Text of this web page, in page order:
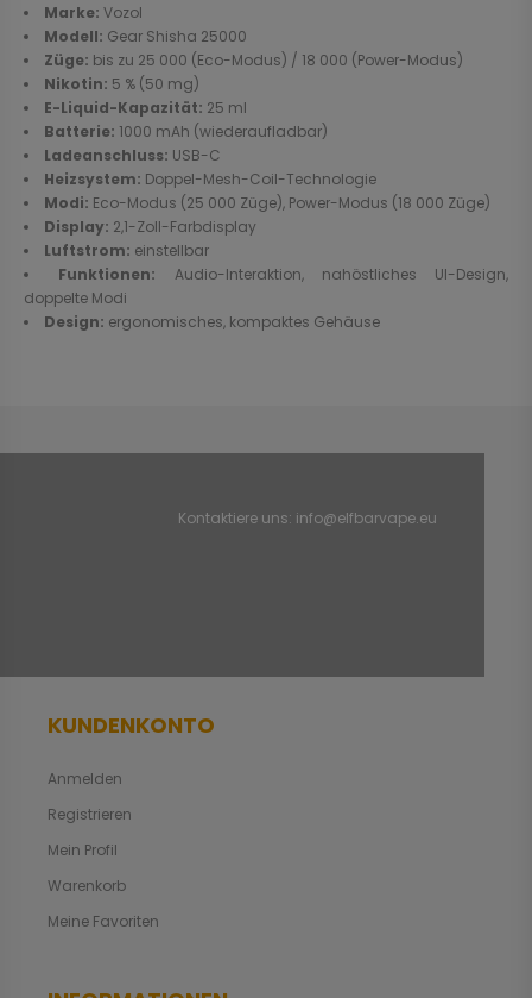
Marke: Vozol
Modell: Gear Shisha 25000
Züge: bis zu 25 000 (Eco-Modus) / 18 000 (Power-Modus)
Nikotin: 5 % (50 mg)
E-Liquid-Kapazität: 25 ml
Batterie: 1000 mAh (wiederaufladbar)
Ladeanschluss: USB-C
Heizsystem: Doppel-Mesh-Coil-Technologie
Modi: Eco-Modus (25 000 Züge), Power-Modus (18 000 Züge)
Display: 2,1-Zoll-Farbdisplay
Luftstrom: einstellbar
Funktionen: Audio-Interaktion, nahöstliches UI-Design,
doppelte Modi
Design: ergonomisches, kompaktes Gehäuse
Kontaktiere uns: info@elfbarvape.eu
KUNDENKONTO
Anmelden
Registrieren
Mein Profil
Warenkorb
Meine Favoriten